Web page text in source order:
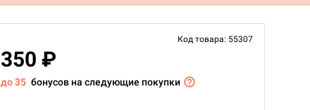
Код товара: 55307
350 ₽
до 35 бонусов на следующие покупки